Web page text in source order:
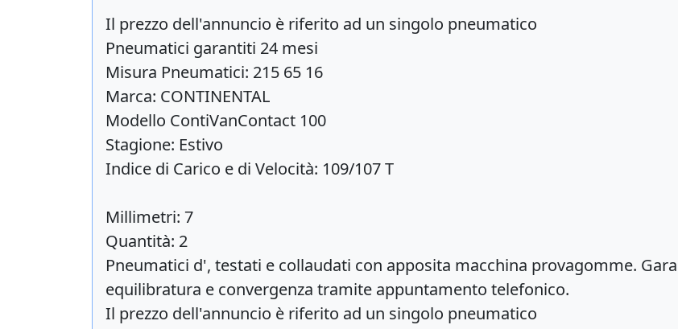
Il prezzo dell'annuncio è riferito ad un singolo pneumatico
Pneumatici garantiti 24 mesi
Misura Pneumatici: 215 65 16
Marca: CONTINENTAL
Modello ContiVanContact 100
Stagione: Estivo
Indice di Carico e di Velocità: 109/107 T
Millimetri: 7
Quantità: 2
Pneumatici d', testati e collaudati con apposita macchina provagomme.
equilibratura e convergenza tramite appuntamento telefonico.
Il prezzo dell'annuncio è riferito ad un singolo pneumatico